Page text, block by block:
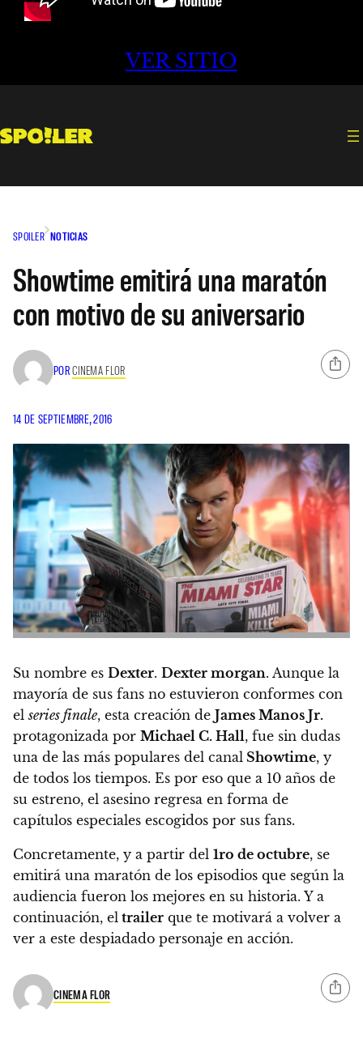
VER SITIO
SPOILER NOTICIAS
Showtime emitirá una maratón
con motivo de su aniversario
PORCINEMA FLOR
14 DE SEPTIEMBRE, 2016
Su nombre es Dexter. Dexter morgan. Aunque la
mayoría de sus fans no estuvieron conformes con
elseries finale, esta creación de James Manos Jr.
protagonizada por Michael C. Hall, fue sin dudas
una de las más populares del canal Showtime, y
de todos los tiempos. Es por eso que a 10 años de
su estreno, el asesino regresa en forma de
capítulos especiales escogidos por sus fans.
Concretamente, y a partir del 1ro de octubre, se
emitirá una maratón de los episodios que según la
audiencia fueron los mejores en su historia. Y a
continuación, el trailer que te motivará a volver a
ver a este despiadado personaje en acción.
CINEMA FLOR